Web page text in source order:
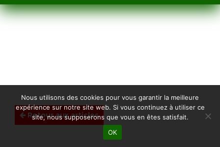
Retour aux articles
Nous utilisons des cookies pour vous garantir la meilleure
expérience sur notre site web. Si vous continuez à utiliser ce
site, nous supposerons que vous en êtes satisfait.
OK